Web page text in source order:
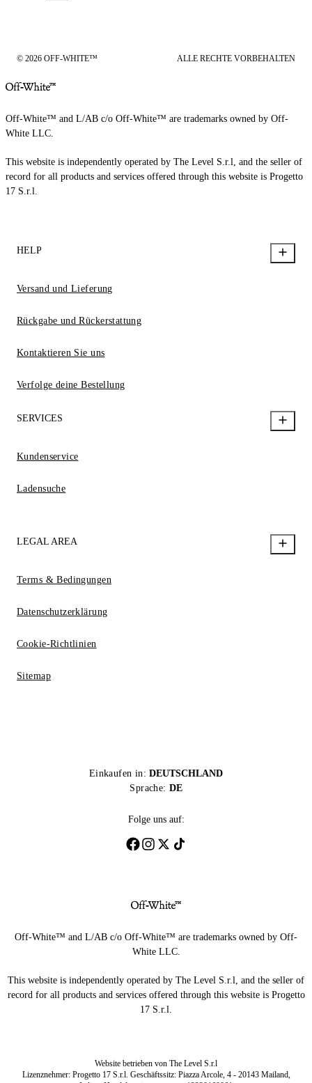
© 2026 OFF-WHITE™ ALLE RECHTE VORBEHALTEN
Off-White™ and L/AB c/o Off-White™ are trademarks owned by Off-
White LLC.
This website is independently operated by The Level S.r.l, and the seller of
record for all products and services offered through this website is Progetto
17 S.r.l.
HELP
Versand und Lieferung
Rückgabe und Rückerstattung
Kontaktieren Sie uns
Verfolge deine Bestellung
SERVICES
Kundenservice
Ladensuche
LEGAL AREA
Terms & Bedingungen
Datenschutzerklärung
Cookie-Richtlinien
Sitemap
Einkaufen in: DEUTSCHLAND
Sprache: DE
Folge uns auf:
Off-White™ and L/AB c/o Off-White™ are trademarks owned by Off-
White LLC.
This website is independently operated by The Level S.r.l, and the seller of
record for all products and services offered through this website is Progetto
17 S.r.l.
Website betrieben von The Level S.r.l
Lizenznehmer: Progetto 17 S.r.l. Geschäftssitz: Piazza Arcole, 4 - 20143 Mailand,